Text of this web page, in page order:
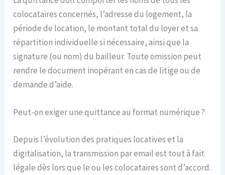
colocataires concernés, l’adresse du logement, la
période de location, le montant total du loyer et sa
répartition individuelle si nécessaire, ainsi que la
signature (ou nom) du bailleur. Toute omission peut
rendre le document inopérant en cas de litige ou de
demande d’aide.
Peut-on exiger une quittance au format numérique ?
Depuis l’évolution des pratiques locatives et la
digitalisation, la transmission par email est tout à fait
légale dès lors que le ou les colocataires sont d’accord.